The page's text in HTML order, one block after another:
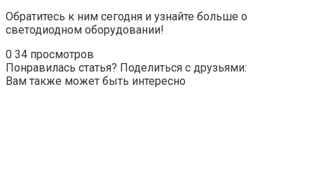
Обратитесь к ним сегодня и узнайте больше о
светодиодном оборудовании!
0 34 просмотров
Понравилась статья? Поделиться с друзьями:
Вам также может быть интересно